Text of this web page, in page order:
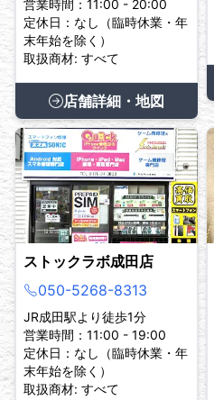
営業時間：11:00 - 20:00
定休日：なし（臨時休業・年
末年始を除く）
取扱商材: すべて
店舗詳細・地図
ストックラボ成田店
050-5268-8313
JR成田駅より徒歩1分
営業時間：11:00 - 19:00
定休日：なし（臨時休業・年
末年始を除く）
取扱商材: すべて